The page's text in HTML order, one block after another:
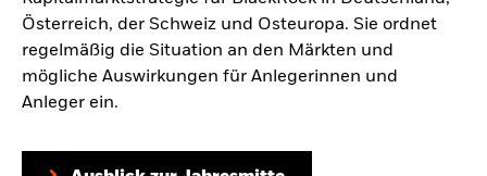
Deutschland
iShares
Österreich, der Schweiz und Osteuropa. Sie ordnet
regelmäßig die Situation an den Märkten und
mögliche Auswirkungen für Anlegerinnen und
Anleger ein.